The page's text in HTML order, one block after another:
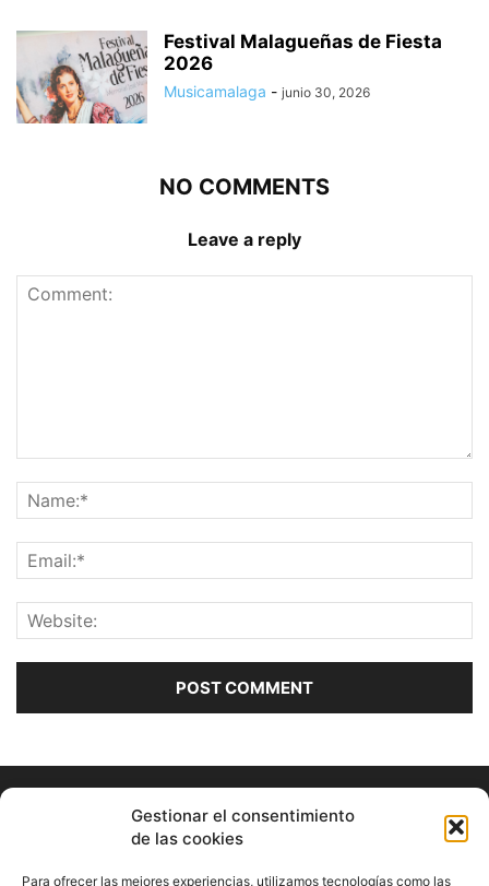
Gestionar el consentimiento
de las cookies
Para ofrecer las mejores experiencias, utilizamos tecnologías como las
Festival Malagueñas de Fiesta
2026
Musicamalaga - junio 30, 2026
NO COMMENTS
Leave a reply